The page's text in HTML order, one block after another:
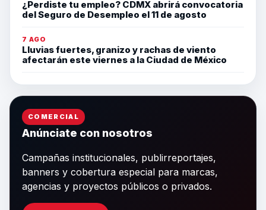
¿Perdiste tu empleo? CDMX abrirá convocatoria
del Seguro de Desempleo el 11 de agosto
7 AGO
Lluvias fuertes, granizo y rachas de viento
afectarán este viernes a la Ciudad de México
COMERCIAL
Anúnciate con nosotros
Campañas institucionales, publirreportajes,
banners y cobertura especial para marcas,
agencias y proyectos públicos o privados.